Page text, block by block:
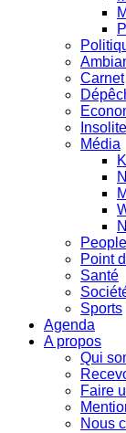
Carnet
Insolite
Média
People
Point
Santé
Sports
Agenda
A propos
Qui
Faire
Nous